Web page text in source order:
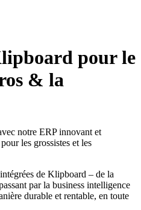
pour le
& la
notre ERP innovant et
les grossistes et les
de Klipboard – de la
par la business intelligence
durable et rentable, en toute